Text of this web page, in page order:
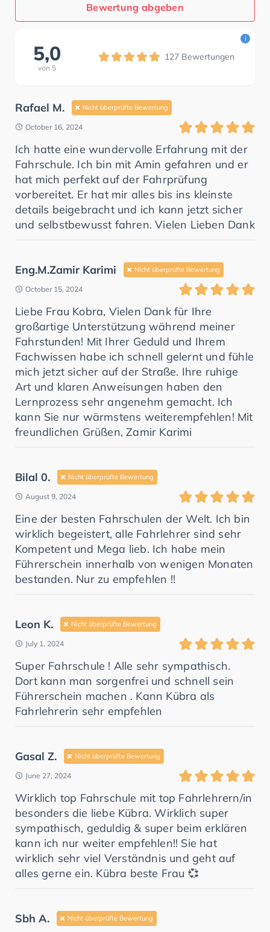
Bewertung abgeben
5,0
von 5
127 Bewertungen
i
Rafael M. Nicht überprüfte Bewertung
October 16, 2024
Ich hatte eine wundervolle Erfahrung mit der
Fahrschule. Ich bin mit Amin gefahren und er
hat mich perfekt auf der Fahrprüfung
vorbereitet. Er hat mir alles bis ins kleinste
details beigebracht und ich kann jetzt sicher
und selbstbewusst fahren. Vielen Lieben Dank
Eng.M.Zamir Karimi Nicht überprüfte Bewertung
October 15, 2024
Liebe Frau Kobra, Vielen Dank für Ihre
großartige Unterstützung während meiner
Fahrstunden! Mit Ihrer Geduld und Ihrem
Fachwissen habe ich schnell gelernt und fühle
mich jetzt sicher auf der Straße. Ihre ruhige
Art und klaren Anweisungen haben den
Lernprozess sehr angenehm gemacht. Ich
kann Sie nur wärmstens weiterempfehlen! Mit
freundlichen Grüßen, Zamir Karimi
Bilal 0. Nicht überprüfte Bewertung
August 9, 2024
Eine der besten Fahrschulen der Welt. Ich bin
wirklich begeistert, alle Fahrlehrer sind sehr
Kompetent und Mega lieb. Ich habe mein
Führerschein innerhalb von wenigen Monaten
bestanden. Nur zu empfehlen !!
Leon K. Nicht überprüfte Bewertung
July 1, 2024
Super Fahrschule ! Alle sehr sympathisch.
Dort kann man sorgenfrei und schnell sein
Führerschein machen . Kann Kübra als
Fahrlehrerin sehr empfehlen
Gasal Z. Nicht überprüfte Bewertung
June 27, 2024
Wirklich top Fahrschule mit top Fahrlehrern/in
besonders die liebe Kübra. Wirklich super
sympathisch, geduldig & super beim erklären
kann ich nur weiter empfehlen!! Sie hat
wirklich sehr viel Verständnis und geht auf
alles gerne ein. Kübra beste Frau 💞
Sbh A. Nicht überprüfte Bewertung